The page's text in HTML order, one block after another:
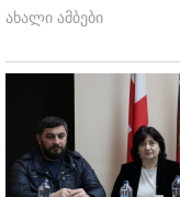
ახალი ამბები